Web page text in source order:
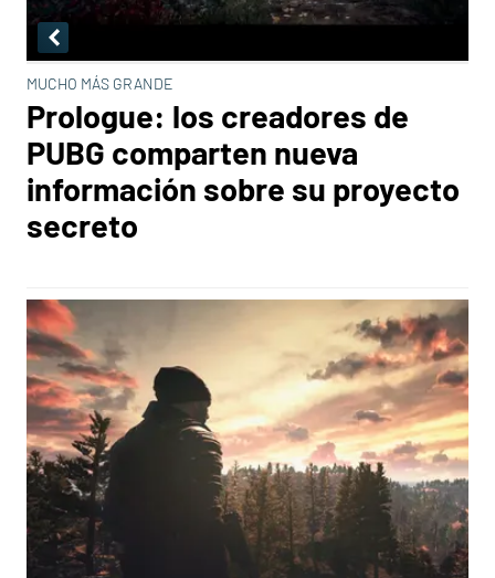
MUCHO MÁS GRANDE
Prologue: los creadores de
PUBG comparten nueva
información sobre su proyecto
secreto